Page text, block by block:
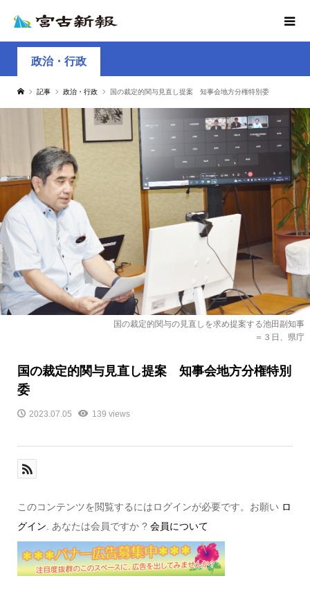
政治・行政
記事 政治・行政 国の裁定的関与見直し提案 知事会地方分権特別委
国の裁定的関与の見直しを求め提案する池田副知事
＝３日、県庁
国の裁定的関与見直し提案 知事会地方分権特別
委
2023.07.05 139 views
このコンテンツを閲覧するにはログインが必要です。お願い ロ
グイン . あなたは会員ですか ? 会員について